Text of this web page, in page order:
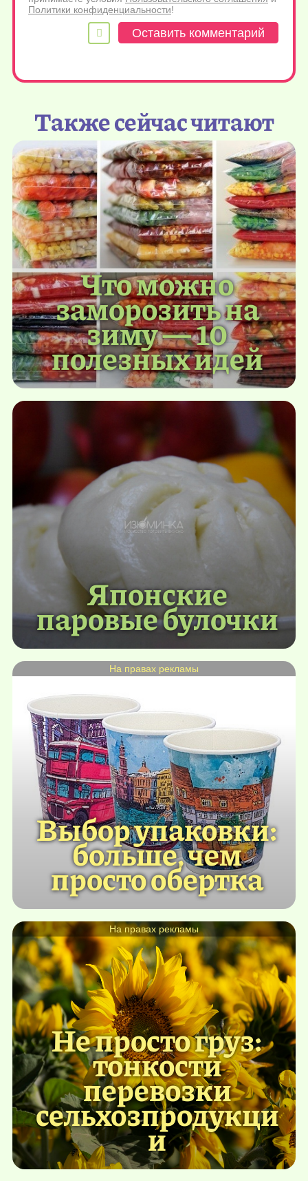
Политики конфиденциальности!
Также сейчас читают
Что можно
заморозить на
зиму — 10
полезных идей
Японские
паровые булочки
Выбор упаковки:
больше, чем
просто обертка
На правах рекламы
Не просто груз:
тонкости
перевозки
сельхозпродукци
и
На правах рекламы